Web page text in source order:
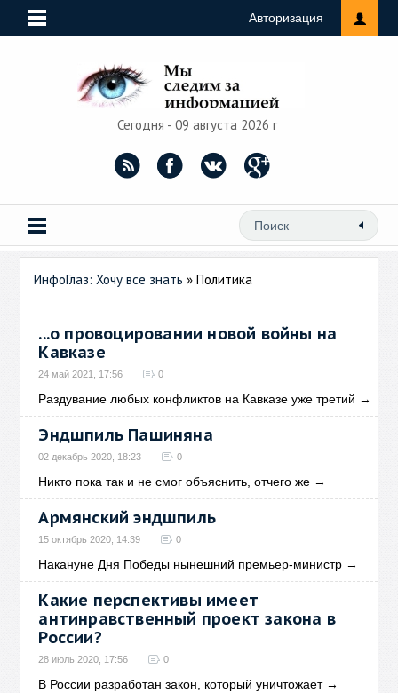
Авторизация
Сегодня - 09 августа 2026 г
ИнфоГлаз: Хочу все знать » Политика
...о провоцировании новой войны на
Кавказе
24 май 2021, 17:56 0
Раздувание любых конфликтов на Кавказе уже третий →
Эндшпиль Пашиняна
02 декабрь 2020, 18:23 0
Никто пока так и не смог объяснить, отчего же →
Армянский эндшпиль
15 октябрь 2020, 14:39 0
Накануне Дня Победы нынешний премьер-министр →
Какие перспективы имеет
антинравственный проект закона в
России?
28 июль 2020, 17:56 0
В России разработан закон, который уничтожает→